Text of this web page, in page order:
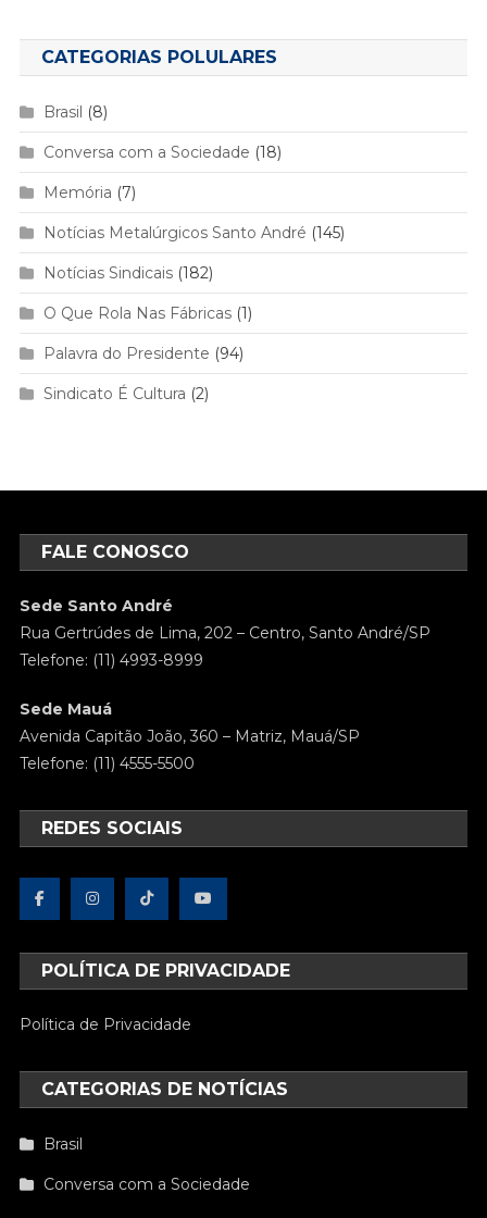
CATEGORIAS POLULARES
Brasil (8)
Conversa com a Sociedade (18)
Memória (7)
Notícias Metalúrgicos Santo André (145)
Notícias Sindicais(182)
O Que Rola Nas Fábricas(1)
Palavra do Presidente (94)
Sindicato É Cultura (2)
FALE CONOSCO
Sede Santo André
Rua Gertrúdes de Lima, 202 – Centro, Santo André/SP
Telefone: (11) 4993-8999
Sede Mauá
Avenida Capitão João, 360 – Matriz, Mauá/SP
Telefone: (11) 4555-5500
REDES SOCIAIS
POLÍTICA DE PRIVACIDADE
Política de Privacidade
CATEGORIAS DE NOTÍCIAS
Brasil
Conversa com a Sociedade